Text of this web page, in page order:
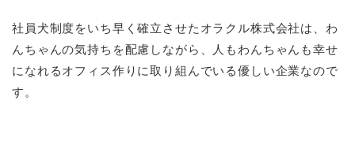
社員犬制度をいち早く確立させたオラクル株式会社は、わ
んちゃんの気持ちを配慮しながら、人もわんちゃんも幸せ
になれるオフィス作りに取り組んでいる優しい企業なので
す。